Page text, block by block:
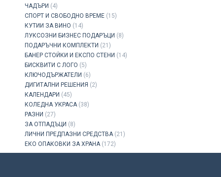
ЧАДЪРИ (4)
СПОРТ И СВОБОДНО ВРЕМЕ (15)
КУТИИ ЗА ВИНО (14)
ЛУКСОЗНИ БИЗНЕС ПОДАРЪЦИ (8)
ПОДАРЪЧНИ КОМПЛЕКТИ (21)
БАНЕР СТОЙКИ И ЕКСПО СТЕНИ (14)
БИСКВИТИ С ЛОГО (5)
КЛЮЧОДЪРЖАТЕЛИ (6)
ДИГИТАЛНИ РЕШЕНИЯ (2)
КАЛЕНДАРИ (45)
КОЛЕДНА УКРАСА (38)
РАЗНИ (27)
ЗА ОТПАДЪЦИ (8)
ЛИЧНИ ПРЕДПАЗНИ СРЕДСТВА (21)
ЕКО ОПАКОВКИ ЗА ХРАНА (172)